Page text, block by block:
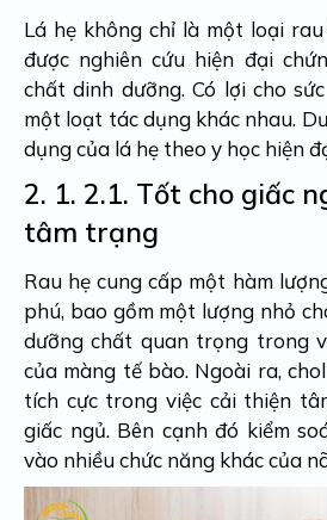
Lá hẹ không chỉ là một loại
được nghiên cứu hiện đại
chất dinh dưỡng. Có lợi cho
một loạt tác dụng khác nhau.
dụng của lá hẹ theo y học hiện
2. 1. 2.1. Tốt cho giấc
tâm trạng
Rau hẹ cung cấp một hàm
phú, bao gồm một lượng nhỏ
dưỡng chất quan trọng trong
của màng tế bào. Ngoài ra,
tích cực trong việc cải thiện
giấc ngủ. Bên cạnh đó kiểm
vào nhiều chức năng khác của